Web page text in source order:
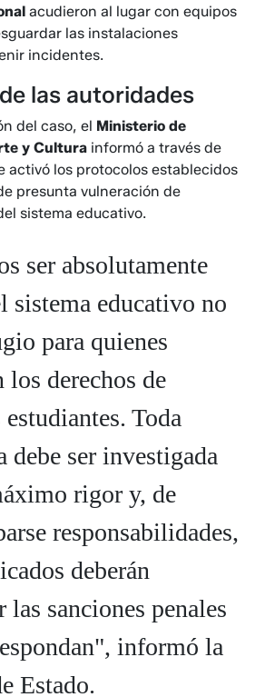
acudieron al lugar con equipos
las instalaciones
incidentes.
las autoridades
del caso, el Ministerio de
y Cultura informó a través de
activó los protocolos establecidos
presunta vulneración de
sistema educativo.
ser absolutamente
sistema educativo no
para quienes
los derechos de
estudiantes. Toda
debe ser investigada
rigor y, de
responsabilidades,
deberán
las sanciones penales
informó la
Estado.